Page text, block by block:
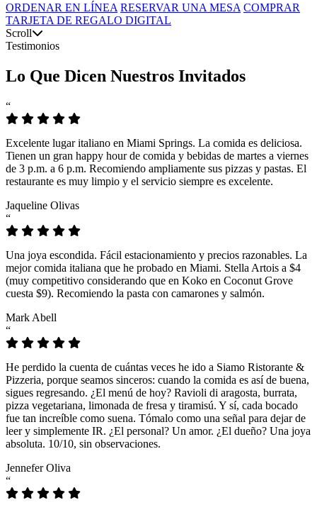
ORDENAR EN LÍNEA RESERVAR UNA MESA COMPRAR
TARJETA DE REGALO DIGITAL
Scroll
Testimonios
Lo Que Dicen Nuestros Invitados
“
Excelente lugar italiano en Miami Springs. La comida es deliciosa.
Tienen un gran happy hour de comida y bebidas de martes a viernes
de 3 p.m. a 6 p.m. Recomiendo ampliamente sus pizzas y pastas. El
restaurante es muy limpio y el servicio siempre es excelente.
Jaqueline Olivas
“
Una joya escondida. Fácil estacionamiento y precios razonables. La
mejor comida italiana que he probado en Miami. Stella Artois a $4
(muy competitivo considerando que en Koko en Coconut Grove
cuesta $9). Recomiendo la pasta con camarones y salmón.
Mark Abell
“
He perdido la cuenta de cuántas veces he ido a Siamo Ristorante &
Pizzeria, porque seamos sinceros: cuando la comida es así de buena,
sigues regresando. ¿El menú de hoy? Ravioli di aragosta, burrata,
pizza vegetariana, limonada de fresa y tiramisú. Y sí, cada bocado
fue tan increíble como suena. Tómalo como una señal para dejar de
leer y simplemente IR. ¿El personal? Un amor. ¿El dueño? Una joya
absoluta. 10/10, sin observaciones.
Jennefer Oliva
“